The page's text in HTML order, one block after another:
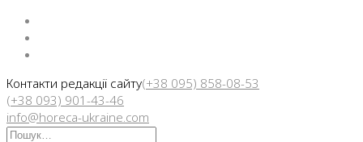
Контакти редакції сайту(+38 095) 858-08-53
(+38 093) 901-43-46
info@horeca-ukraine.com
Искать: